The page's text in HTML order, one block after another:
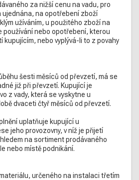
za nižší cenu na vadu, pro
ujednána, na opotřebení zboží
užíváním, u použitého zboží na
používání nebo opotřebení, kterou
kupujícím, nebo vyplývá-li to z povahy
šesti měsíců od převzetí, má se
již při převzetí. Kupující je
z vady, která se vyskytne u
dvaceti čtyř měsíců od převzetí.
uplatňuje kupující u
jeho provozovny, v níž je přijetí
na sortiment prodávaného
nebo místě podnikání.
určeného na instalaci třetím